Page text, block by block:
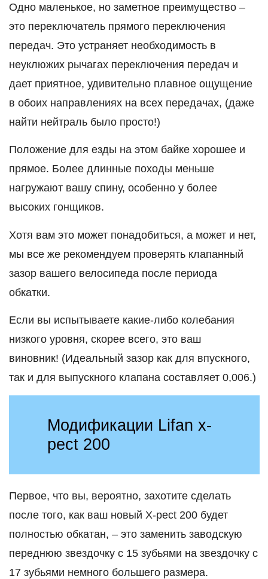
Одно маленькое, но заметное преимущество –
это переключатель прямого переключения
передач. Это устраняет необходимость в
неуклюжих рычагах переключения передач и
дает приятное, удивительно плавное ощущение
в обоих направлениях на всех передачах, (даже
найти нейтраль было просто!)
Положение для езды на этом байке хорошее и
прямое. Более длинные походы меньше
нагружают вашу спину, особенно у более
высоких гонщиков.
Хотя вам это может понадобиться, а может и нет,
мы все же рекомендуем проверять клапанный
зазор вашего велосипеда после периода
обкатки.
Если вы испытываете какие-либо колебания
низкого уровня, скорее всего, это ваш
виновник! (Идеальный зазор как для впускного,
так и для выпускного клапана составляет 0,006.)
Модификации Lifan x-
pect 200
Первое, что вы, вероятно, захотите сделать
после того, как ваш новый X-pect 200 будет
полностью обкатан, – это заменить заводскую
переднюю звездочку с 15 зубьями на звездочку с
17 зубьями немного большего размера.